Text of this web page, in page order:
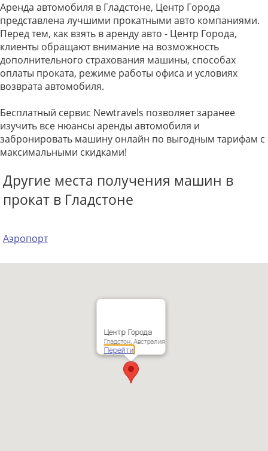
Аренда автомобиля в Гладстоне, Центр Города
представлена лучшими прокатными авто компаниями.
Перед тем, как взять в аренду авто - Центр Города,
клиенты обращают внимание на возможность
дополнительного страхования машины, способах
оплаты проката, режиме работы офиса и условиях
возврата автомобиля.
Бесплатный сервис Newtravels позволяет заранее
изучить все нюансы аренды автомобиля и
забронировать машину онлайн по выгодным тарифам с
максимальными скидками!
Другие места получения машин в
прокат в Гладстоне
Аэропорт
Центр Города
Гладстон, Австралия
Перейти